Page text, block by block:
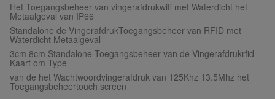
Het Toegangsbeheer van vingerafdrukwifi met Waterdicht het
Metaalgeval van IP66
Standalone de VingerafdrukToegangsbeheer van RFID met
Waterdicht Metaalgeval
3cm 8cm Standalone Toegangsbeheer van de Vingerafdrukrfid
Kaart om Type
van de het Wachtwoordvingerafdruk van 125Khz 13.5Mhz het
Toegangsbeheertouch screen